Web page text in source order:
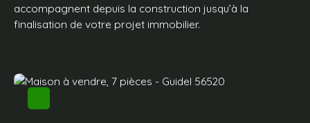
accompagnent depuis la construction jusqu’à la
finalisation de votre projet immobilier.